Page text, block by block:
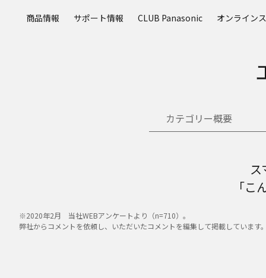
商品情報 サポート情報 CLUB Panasonic オンライン
カテゴリー概要
ス
「
※2020年2月 当社WEBアンケートより（n=710）。
弊社からコメントを依頼し、いただいたコメントを編集して掲載しています。